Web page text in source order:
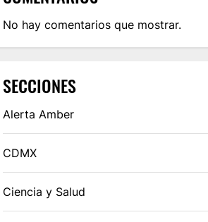
No hay comentarios que mostrar.
SECCIONES
Alerta Amber
CDMX
Ciencia y Salud